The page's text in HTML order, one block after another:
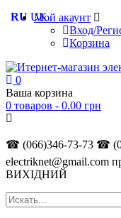
Мой акаунт
Вход/
Корзина
0
Ваша корзина
0 товаров - 0.00 грн
☎ (066)346-73-73 ☎
electriknet@gmail.com
ВИХІДНИЙ
RU UK